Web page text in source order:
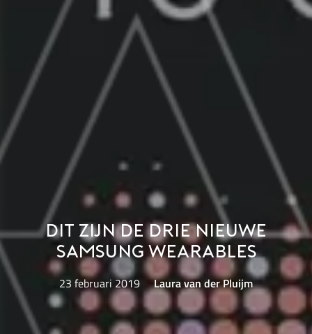
Dit zijn de drie nieuwe
Samsung wearables
23 februari 2019 Laura van der Pluijm